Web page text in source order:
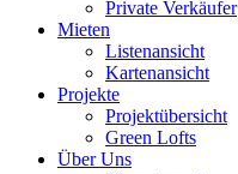
Private Verkäufer
Mieten
Listenansicht
Kartenansicht
Projekte
Projektübersicht
Green Lofts
Über Uns